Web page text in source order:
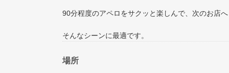
90分程度のアペロをサクッと楽しんで、次のお店へ
そんなシーンに最適です。
場所